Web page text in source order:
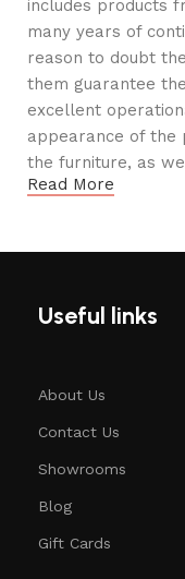
includes products
many years of
reason to doubt
them guarantee
excellent
appearance of the
the furniture, as
Read More
Useful links
About Us
Contact Us
Showrooms
Blog
Gift Cards